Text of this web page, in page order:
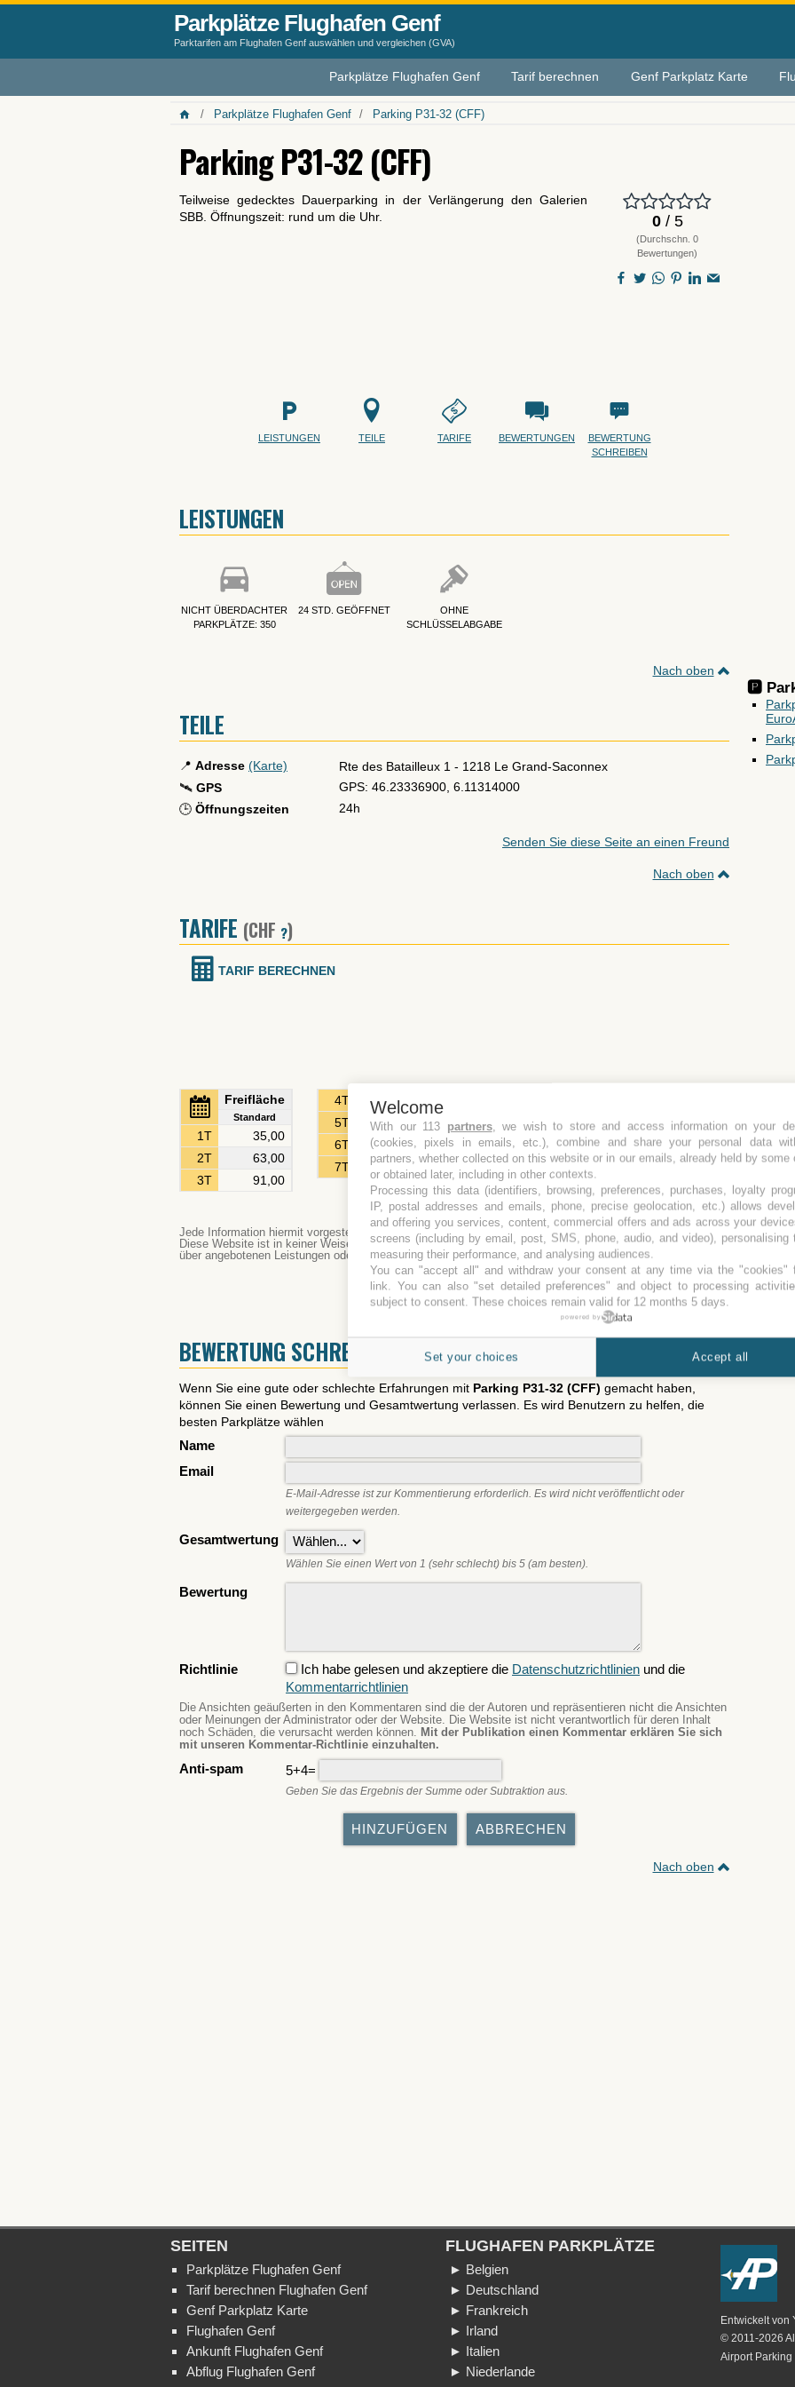
Parkplätze Flughafen Genf
Parktarifen am Flughafen Genf auswählen und vergleichen (GVA)
Parkplätze Flughafen Genf Tarif berechnen Genf Parkplatz Karte
Parkplätze Flughafen Genf Parking P31-32 (CFF)
Parking P31-32 (CFF)
Teilweise gedecktes Dauerparking in der Verlängerung den Galerien
SBB. Öffnungszeit: rund um die Uhr.
0/ 5
(Durchschn. 0
Bewertungen)
LEISTUNGEN TEILE TARIFE BEWERTUNGEN
BEWERTUNG
SCHREIBEN
LEISTUNGEN
NICHT ÜBERDACHTER
PARKPLÄTZE: 350
24 STD. GEÖFFNET
OHNE
SCHLÜSSELABGABE
Nach oben
TEILE
📍 Adresse (Karte) Rte des Batailleux 1 - 1218 Le Grand-Saconnex
🛰️ GPS
GPS: 46.23336900, 6.11314000
🕒 Öffnungszeiten 24h
Senden Sie diese Seite an einen Freund
Nach oben
TARIFE (CHF ?)
TARIF BERECHNEN
Freifläche
Standard
1T
35,00
2T
63,00
3T
91,00
4T
119,00
5T
141,00
6T
163,00
7T
185,00
9T
241,00
10T
269,00
11T
297,00
13T
353,00
14T
381,00
15T
409,00
Falsche Preise? Bitte, berichten Sie es!
Jede Information hiermit vorgestellt ist öffentlich und entnommen aus Webseiten oder Präsentationen.
Diese Website ist in keiner Weise verbunden oder angegliedert an den Parkplatz. Für weitere Informationen
über angebotenen Leistungen oder für ein Angebot kontaktieren Sie bitte den Parkplatz.
Nach oben
BEWERTUNG SCHREIBEN
Wenn Sie eine gute oder schlechte Erfahrungen mit Parking P31-32 (CFF) gemacht haben,
können Sie einen Bewertung und Gesamtwertung verlassen. Es wird Benutzern zu helfen, die
besten Parkplätze wählen
Name
Email
E-Mail-Adresse ist zur Kommentierung erforderlich. Es wird nicht veröffentlicht oder
weitergegeben werden.
Gesamtwertung
Wählen Sie einen Wert von 1 (sehr schlecht) bis 5 (am besten).
Bewertung
Richtlinie Ich habe gelesen und akzeptiere die Datenschutzrichtlinien und die
Kommentarrichtlinien
Die Ansichten geäußerten in den Kommentaren sind die der Autoren und repräsentieren nicht die Ansichten
oder Meinungen der Administrator oder der Website. Die Website ist nicht verantwortlich für deren Inhalt
noch Schäden, die verursacht werden können.
Mit der Publikation einen Kommentar erklären Sie sich
mit unseren Kommentar-Richtlinie einzuhalten.
Anti-spam 5+4=
Geben Sie das Ergebnis der Summe oder Subtraktion aus.
Nach oben
🅿️
SEITEN
Parkplätze Flughafen Genf
Tarif berechnen Flughafen Genf
Genf Parkplatz Karte
Flughafen Genf
Ankunft Flughafen Genf
Abflug Flughafen Genf
FLUGHAFEN PARKPLÄTZE
► Belgien
► Deutschland
► Frankreich
► Irland
► Italien
► Niederlande
Entwickelt von
© 2011-2026
Airport Parking
Welcome
With our 113 partners, we wish to store and access information on your
(cookies, pixels in emails, etc.), combine and share your personal data
partners, whether collected on this website or in our emails, already held by some
or obtained later, including in other contexts.
Processing this data (identifiers, browsing, preferences, purchases, loyalty
IP, postal addresses and emails, phone, precise geolocation, etc.) allows
and offering you services, content, commercial offers and ads across your
screens (including by email, post, SMS, phone, audio, and video), personalising
measuring their performance, and analysing audiences.
You can "accept all" and withdraw your consent at any time via the "cookies"
link. You can also "set detailed preferences" and object to processing
subject to consent. These choices remain valid for 12 months 5 days.
powered by
Set your choices Accept all